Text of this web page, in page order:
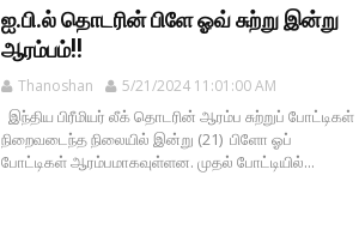
ஐ.பி.ல் தொடரின் பிளே ஓவ் சுற்று இன்று
ஆரம்பம்!!
Thanoshan 5/21/2024 11:01:00 AM
இந்திய பிரீமியர் லீக் தொடரின் ஆரம்ப சுற்றுப் போட்டிகள்
நிறைவடைந்த நிலையில் இன்று (21) பிளோ ஓப்
போட்டிகள் ஆரம்பமாகவுள்ளன. முதல் போட்டியில்...